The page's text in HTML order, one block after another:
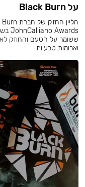
על Black Burn
וארומות טבעיות.